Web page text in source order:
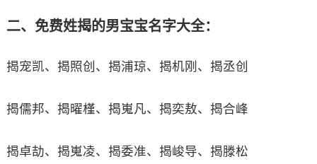
二、免费姓揭的男宝宝名字大全：
揭宠凯、揭照创、揭浦琼、揭机刚、揭丞创
揭儒邦、揭曜槿、揭嵬凡、揭奕敖、揭合峰
揭卓劼、揭嵬凌、揭委准、揭峻导、揭滕松